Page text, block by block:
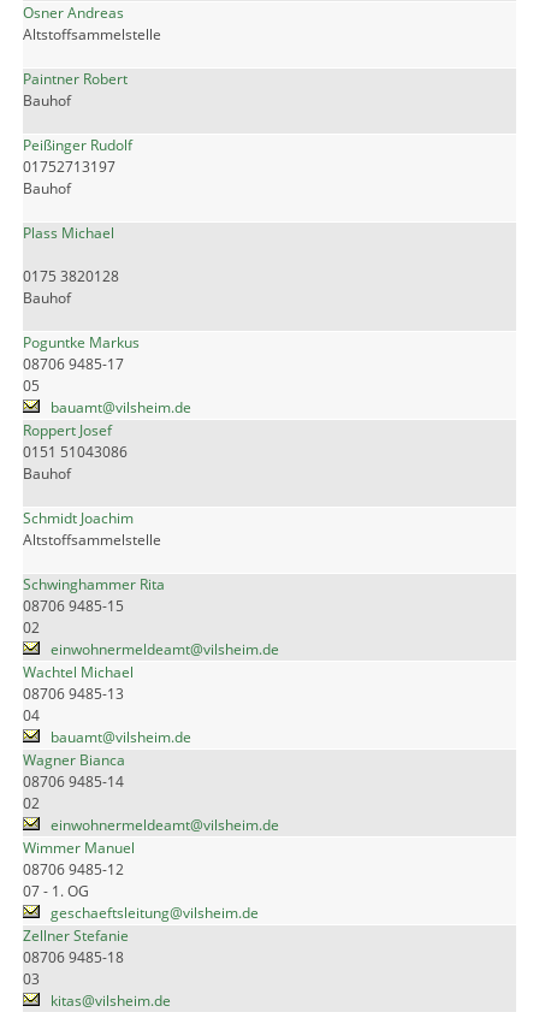
Osner Andreas
Altstoffsammelstelle
Paintner Robert
Bauhof
Peißinger Rudolf
01752713197
Bauhof
Plass Michael
0175 3820128
Bauhof
Poguntke Markus
08706 9485-17
05
bauamt@vilsheim.de
Roppert Josef
0151 51043086
Bauhof
Schmidt Joachim
Altstoffsammelstelle
Schwinghammer Rita
08706 9485-15
02
einwohnermeldeamt@vilsheim.de
Wachtel Michael
08706 9485-13
04
bauamt@vilsheim.de
Wagner Bianca
08706 9485-14
02
einwohnermeldeamt@vilsheim.de
Wimmer Manuel
08706 9485-12
07 - 1. OG
geschaeftsleitung@vilsheim.de
Zellner Stefanie
08706 9485-18
03
kitas@vilsheim.de